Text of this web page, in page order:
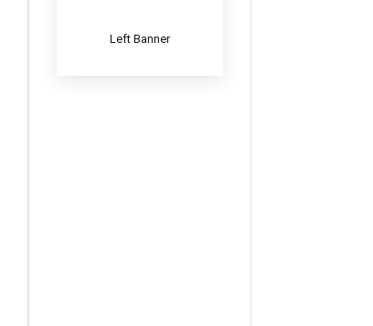
Left Banner